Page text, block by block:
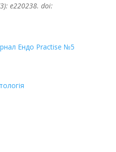
e220238. doi:
Ендо Practise №5